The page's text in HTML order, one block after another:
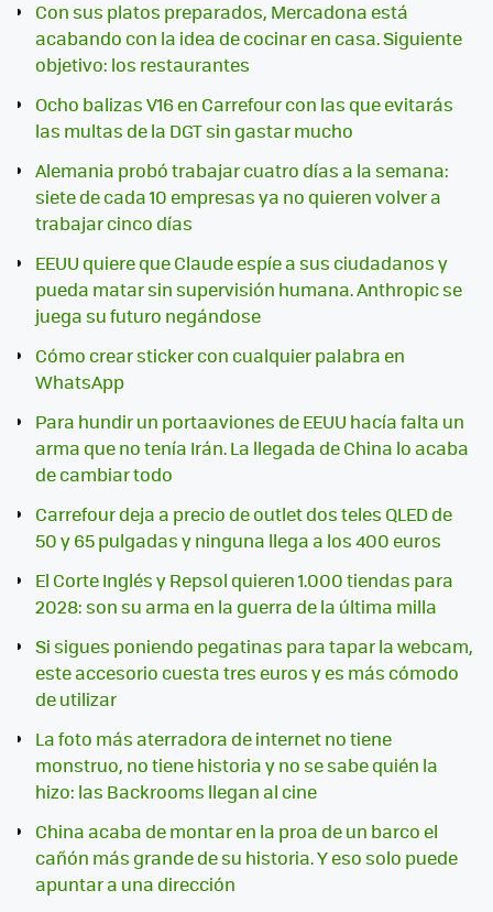
Con sus platos preparados, Mercadona está
acabando con la idea de cocinar en casa. Siguiente
objetivo: los restaurantes
Ocho balizas V16 en Carrefour con las que evitarás
las multas de la DGT sin gastar mucho
Alemania probó trabajar cuatro días a la semana:
siete de cada 10 empresas ya no quieren volver a
trabajar cinco días
EEUU quiere que Claude espíe a sus ciudadanos y
pueda matar sin supervisión humana. Anthropic se
juega su futuro negándose
Cómo crear sticker con cualquier palabra en
WhatsApp
Para hundir un portaaviones de EEUU hacía falta un
arma que no tenía Irán. La llegada de China lo acaba
de cambiar todo
Carrefour deja a precio de outlet dos teles QLED de
50 y 65 pulgadas y ninguna llega a los 400 euros
El Corte Inglés y Repsol quieren 1.000 tiendas para
2028: son su arma en la guerra de la última milla
Si sigues poniendo pegatinas para tapar la webcam,
este accesorio cuesta tres euros y es más cómodo
de utilizar
La foto más aterradora de internet no tiene
monstruo, no tiene historia y no se sabe quién la
hizo: las Backrooms llegan al cine
China acaba de montar en la proa de un barco el
cañón más grande de su historia. Y eso solo puede
apuntar a una dirección